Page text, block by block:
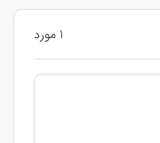
1 مورد